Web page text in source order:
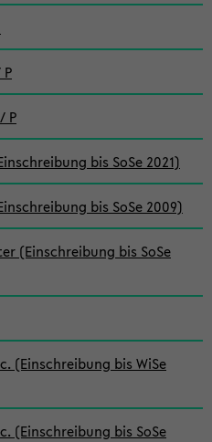
P
bis SoSe 2021)
bis SoSe 2009)
(Einschreibung bis SoSe
(Einschreibung bis WiSe
(Einschreibung bis SoSe